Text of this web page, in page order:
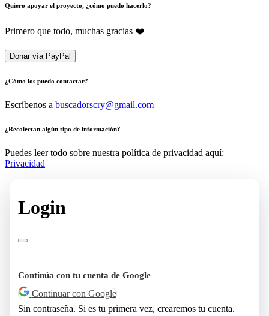
Quiero apoyar el proyecto, ¿cómo puedo hacerlo?
Primero que todo, muchas gracias ❤️
Donar vía PayPal
¿Cómo los puedo contactar?
Escríbenos a buscadorscry@gmail.com
¿Recolectan algún tipo de información?
Puedes leer todo sobre nuestra política de privacidad aquí:
Privacidad
Login
Continúa con tu cuenta de Google
Continuar con Google
Sin contraseña. Si es tu primera vez, crearemos tu cuenta.